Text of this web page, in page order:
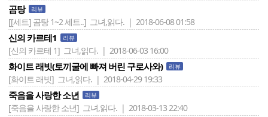
곰탕 리뷰
[[세트] 곰탕 1~2 세트..] 그녀,읽다. | 2018-06-08 01:58
신의 카르테1 리뷰
[신의 카르테 1] 그녀,읽다. | 2018-06-03 16:00
화이트 래빗(토끼굴에 빠져 버린 구로사와) 리뷰
[화이트 래빗] 그녀,읽다. | 2018-04-29 19:33
죽음을 사랑한 소년 리뷰
[죽음을 사랑한 소년] 그녀,읽다. | 2018-03-13 22:40